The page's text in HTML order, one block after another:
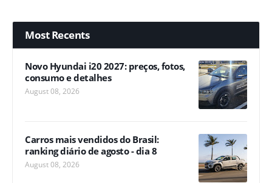
Most Recents
Novo Hyundai i20 2027: preços, fotos,
consumo e detalhes
August 08, 2026
Carros mais vendidos do Brasil:
ranking diário de agosto - dia 8
August 08, 2026